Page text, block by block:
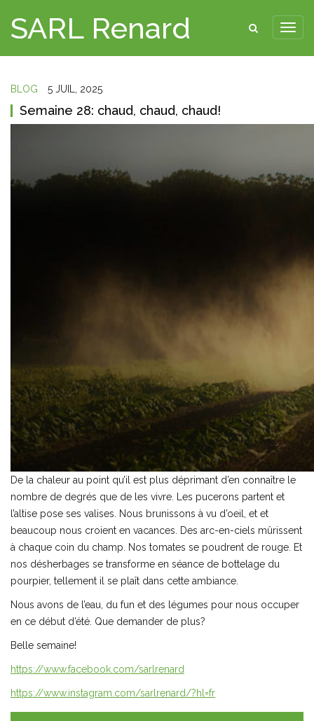
SARL Renard
BLOG 5 JUIL, 2025
Semaine 28: chaud, chaud, chaud!
De la chaleur au point qu’il est plus déprimant d’en connaître le
nombre de degrés que de les vivre. Les pucerons partent et
l’altise pose ses valises. Nous brunissons à vu d’oeil, et et
beaucoup nous croient en vacances. Des arc-en-ciels mûrissent
à chaque coin du champ. Nos tomates se poudrent de rouge. Et
nos désherbages se transforme en séance de bottelage du
pourpier, tellement il se plaît dans cette ambiance.
Nous avons de l’eau, du fun et des légumes pour nous occuper
en ce début d’été. Que demander de plus?
Belle semaine!
https://www.facebook.com/sarlrenard
https://www.instagram.com/sarlrenard/?hl=fr